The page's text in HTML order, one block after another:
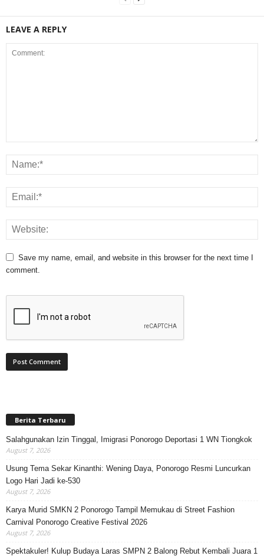
LEAVE A REPLY
Save my name, email, and website in this browser for the next time I
comment.
Berita Terbaru
Salahgunakan Izin Tinggal, Imigrasi Ponorogo Deportasi 1 WN Tiongkok
August 7, 2026
Usung Tema Sekar Kinanthi: Wening Daya, Ponorogo Resmi Luncurkan
Logo Hari Jadi ke-530
August 7, 2026
Karya Murid SMKN 2 Ponorogo Tampil Memukau di Street Fashion
Carnival Ponorogo Creative Festival 2026
August 7, 2026
Spektakuler! Kulup Budaya Laras SMPN 2 Balong Rebut Kembali Juara 1